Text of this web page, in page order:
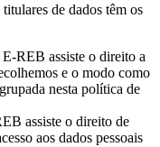
titulares de dados têm os
REB assiste o direito a
e o modo como
nesta política de
assiste o direito de
aos dados pessoais